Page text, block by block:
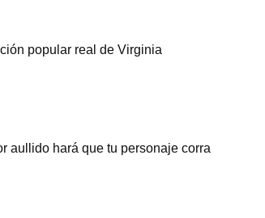
popular real de Virginia
aullido hará que tu personaje corra